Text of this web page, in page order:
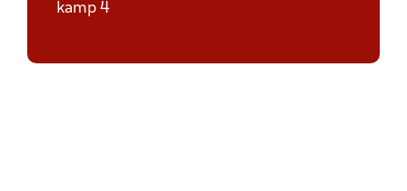
kamp 4